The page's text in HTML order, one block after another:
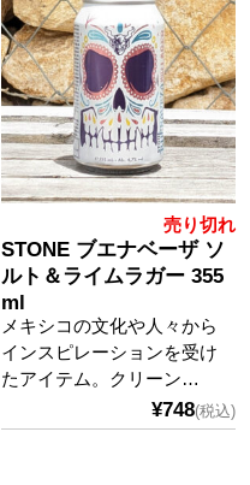
売り切れ
STONE ブエナベーザ ソ
ルト＆ライムラガー 355
ml
メキシコの文化や人々から
インスピレーションを受け
たアイテム。クリーン…
¥748(税込)